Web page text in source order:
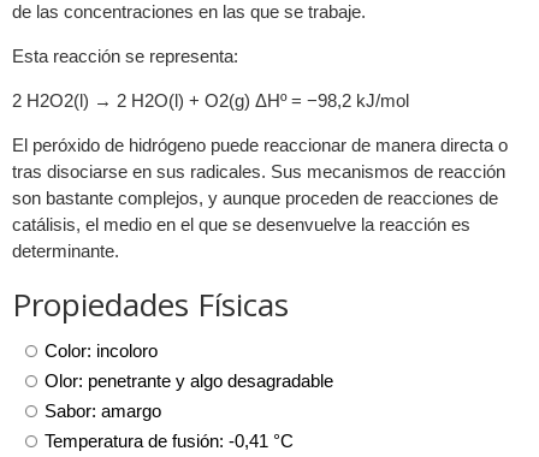
de las concentraciones en las que se trabaje.
Esta reacción se representa:
2 H2O2(l) → 2 H2O(l) + O2(g) ΔHº = −98,2 kJ/mol
El peróxido de hidrógeno puede reaccionar de manera directa o
tras disociarse en sus radicales. Sus mecanismos de reacción
son bastante complejos, y aunque proceden de reacciones de
catálisis, el medio en el que se desenvuelve la reacción es
determinante.
Propiedades Físicas
Color: incoloro
Olor: penetrante y algo desagradable
Sabor: amargo
Temperatura de fusión: -0,41 °C